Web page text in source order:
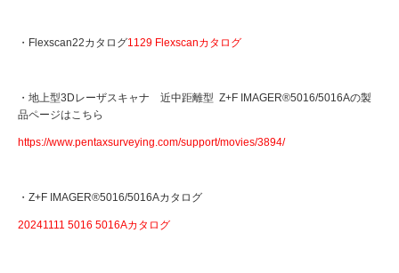
・Flexscan22カタログ1129 Flexscanカタログ
・地上型3Dレーザスキャナ 近中距離型 Z+F IMAGER®5016/5016Aの製
品ページはこちら
https://www.pentaxsurveying.com/support/movies/3894/
・Z+F IMAGER®5016/5016Aカタログ
20241111 5016 5016Aカタログ